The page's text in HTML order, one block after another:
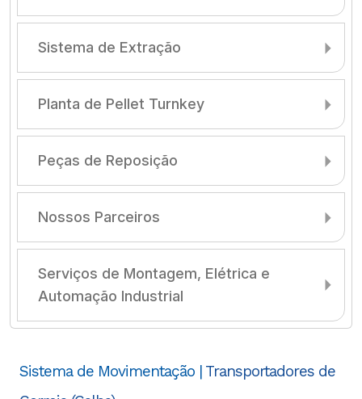
Sistema de Extração
Planta de Pellet Turnkey
Peças de Reposição
Nossos Parceiros
Serviços de Montagem, Elétrica e
Automação Industrial
Sistema de Movimentação | Transportadores de